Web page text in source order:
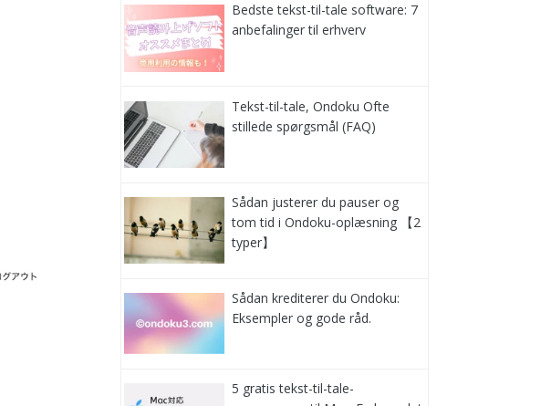
Bedste tekst-til-tale software: 7
anbefalinger til erhverv
Tekst-til-tale, Ondoku Ofte
stillede spørgsmål (FAQ)
Sådan justerer du pauser og
tom tid i Ondoku-oplæsning 【2
typer】
Sådan krediterer du Ondoku:
Eksempler og gode råd.
5 gratis tekst-til-tale-